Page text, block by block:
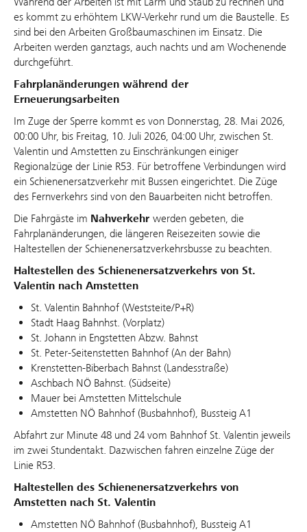
es kommt zu erhöhtem LKW-Verkehr rund um die Baustelle. Es
sind bei den Arbeiten Großbaumaschinen im Einsatz. Die
Arbeiten werden ganztags, auch nachts und am Wochenende
durchgeführt.
Fahrplanänderungen während der
Erneuerungsarbeiten
Im Zuge der Sperre kommt es von Donnerstag, 28. Mai 2026,
00:00 Uhr, bis Freitag, 10. Juli 2026, 04:00 Uhr, zwischen St.
Valentin und Amstetten zu Einschränkungen einiger
Regionalzüge der Linie R53. Für betroffene Verbindungen wird
ein Schienenersatzverkehr mit Bussen eingerichtet. Die Züge
des Fernverkehrs sind von den Bauarbeiten nicht betroffen.
Die Fahrgäste im Nahverkehr werden gebeten, die
Fahrplanänderungen, die längeren Reisezeiten sowie die
Haltestellen der Schienenersatzverkehrsbusse zu beachten.
Haltestellen des Schienenersatzverkehrs von St.
Valentin nach Amstetten
St. Valentin Bahnhof (Weststeite/P+R)
Stadt Haag Bahnhst. (Vorplatz)
St. Johann in Engstetten Abzw. Bahnst
St. Peter-Seitenstetten Bahnhof (An der Bahn)
Krenstetten-Biberbach Bahnst (Landesstraße)
Aschbach NÖ Bahnst. (Südseite)
Mauer bei Amstetten Mittelschule
Amstetten NÖ Bahnhof (Busbahnhof), Bussteig A1
Abfahrt zur Minute 48 und 24 vom Bahnhof St. Valentin jeweils
im zwei Stundentakt. Dazwischen fahren einzelne Züge der
Linie R53.
Haltestellen des Schienenersatzverkehrs von
Amstetten nach St. Valentin
Amstetten NÖ Bahnhof (Busbahnhof), Bussteig A1